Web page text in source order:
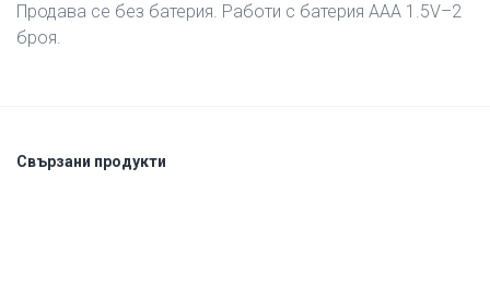
Продава се без батерия. Работи с батерия AAA 1.5V–2
броя.
Свързани продукти